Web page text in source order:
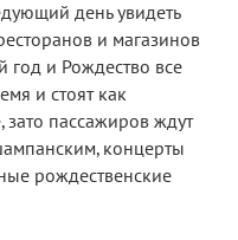
день увидеть
и магазинов
год и Рождество все
и стоят как
пассажиров ждут
концерты
рождественские